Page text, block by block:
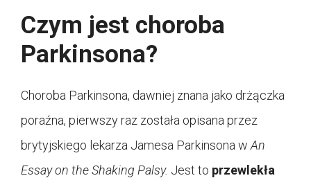
Czym jest choroba
Parkinsona?
Choroba Parkinsona, dawniej znana jako drżączka
poraźna, pierwszy raz została opisana przez
brytyjskiego lekarza Jamesa Parkinsona w An
Essay on the Shaking Palsy. Jest to przewlekła